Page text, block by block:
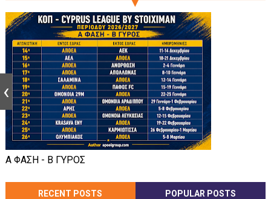
Α ΦΑΣΗ - Β ΓΥΡΟΣ
RECENT POSTS POPULAR POSTS